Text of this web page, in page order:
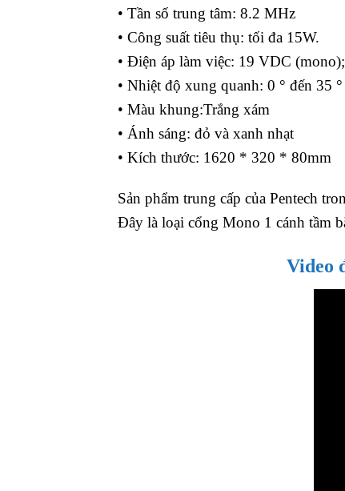
• Tần số trung tâm: 8.2 MHz
• Công suất tiêu thụ: tối đa 15W.
• Điện áp làm việc: 19 VDC
• Nhiệt độ xung quanh: 0 ° đến 35
• Màu khung:Trắng xám
• Ánh sáng: đỏ và xanh nhạt
• Kích thước: 1620 * 320 * 80mm
Sản phẩm trung cấp của Pentech
Đây là loại cổng Mono 1 cánh tầm
Video